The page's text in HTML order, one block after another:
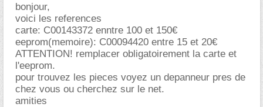
bonjour,
voici les references
carte: C00143372 enntre 100 et 150
eeprom(memoire): C00094420 entre 15 et 20
ATTENTION! remplacer obligatoirement la carte et
l'eeprom.
pour trouvez les pieces voyez un depanneur pres de
chez vous ou cherchez sur le net.
amities